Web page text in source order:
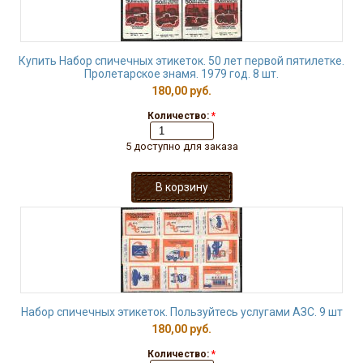
Купить Набор спичечных этикеток. 50 лет первой пятилетке.
Пролетарское знамя. 1979 год. 8 шт.
180,00 руб.
Количество: *
5 доступно для заказа
Набор спичечных этикеток. Пользуйтесь услугами АЗС. 9 шт
180,00 руб.
Количество: *